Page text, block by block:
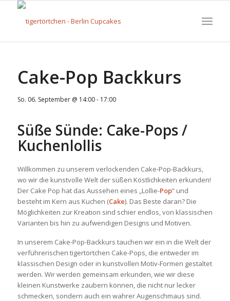
Cake-Pop Backkurs
So. 06. September @ 14:00- 17:00
Süße Sünde: Cake-Pops /
Kuchenlollis
Willkommen zu unserem verlockenden Cake-Pop-Backkurs,
wo wir die kunstvolle Welt der süßen Köstlichkeiten erkunden!
Der Cake Pop hat das Aussehen eines „Lollie-Pop“ und
besteht im Kern aus Kuchen (Cake). Das Beste daran? Die
Möglichkeiten zur Kreation sind schier endlos, von klassischen
Varianten bis hin zu aufwendigen Designs und Motiven.
In unserem Cake-Pop-Backkurs tauchen wir ein in die Welt der
verführerischen tigertörtchen Cake-Pops, die entweder im
klassischen Design oder in kunstvollen Motiv-Formen gestaltet
werden. Wir werden gemeinsam erkunden, wie wir diese
kleinen Kunstwerke zaubern können, die nicht nur lecker
schmecken, sondern auch ein wahrer Augenschmaus sind.